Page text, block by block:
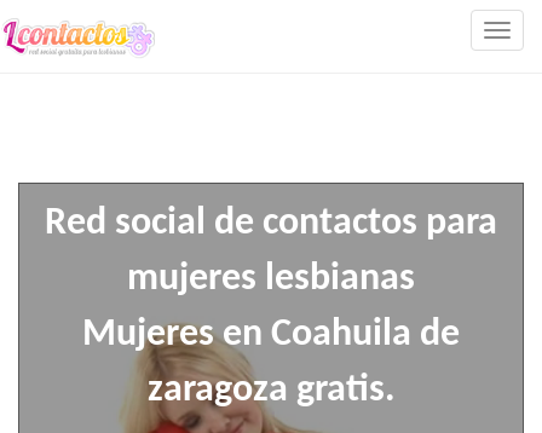
Red social de contactos para
mujeres lesbianas
Mujeres en Coahuila de
zaragoza gratis.